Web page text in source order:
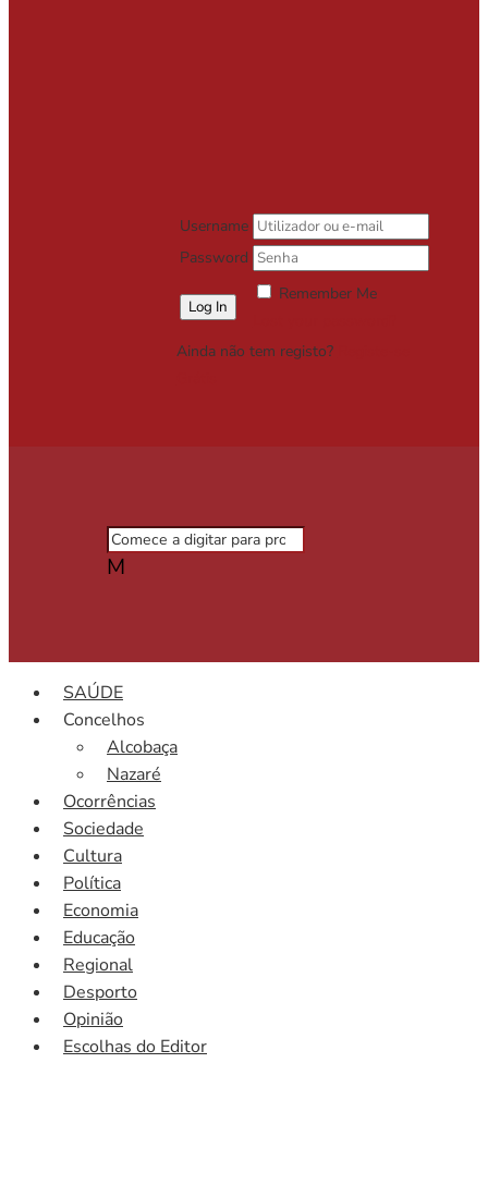
Username
Password
Remember Me
Ainda não tem registo?
M
SAÚDE
Concelhos
Alcobaça
Nazaré
Ocorrências
Sociedade
Cultura
Política
Economia
Educação
Regional
Desporto
Opinião
Escolhas do Editor